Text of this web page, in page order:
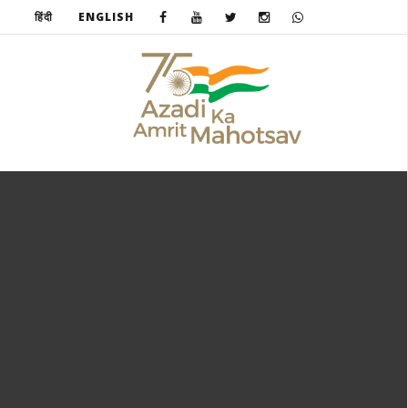
हिंदी ENGLISH